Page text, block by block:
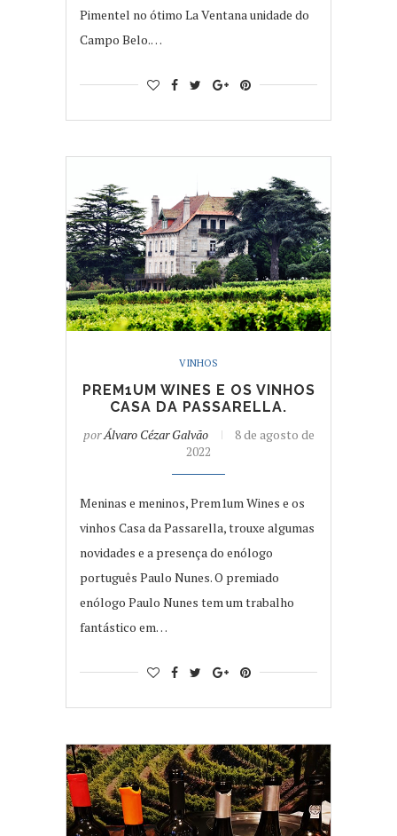
Pimentel no ótimo La Ventana unidade do
Campo Belo.…
VINHOS
PREM1UM WINES E OS VINHOS
CASA DA PASSARELLA.
porÁlvaro Cézar Galvão
8 de agosto de
2022
Meninas e meninos, Prem1um Wines e os
vinhos Casa da Passarella, trouxe algumas
novidades e a presença do enólogo
português Paulo Nunes. O premiado
enólogo Paulo Nunes tem um trabalho
fantástico em…